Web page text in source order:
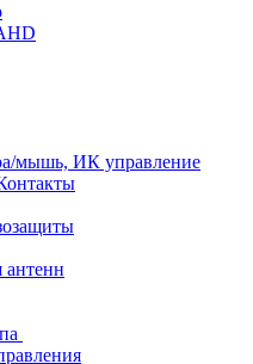
мышь, ИК управление
антенн